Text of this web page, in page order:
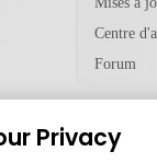
Centre
Forum
Privacy